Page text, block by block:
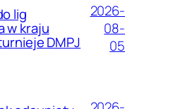
lig
w kraju
DMPJ
2026-
08-
05